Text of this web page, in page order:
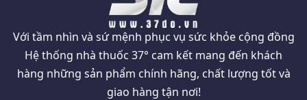
Với tầm nhìn và sứ mệnh phục vụ sức khỏe cộng đồng
Hệ thống nhà thuốc 37° cam kết mang đến khách
hàng những sản phẩm chính hãng, chất lượng tốt và
giao hàng tận nơi!